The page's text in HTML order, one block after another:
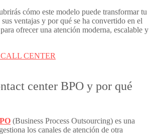
cómo este modelo puede transformar tu
ventajas y por qué se ha convertido en el
ofrecer una atención moderna, escalable y
CENTER
center BPO y por qué
(Business Process Outsourcing) es una
los canales de atención de otra